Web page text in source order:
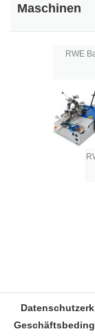
Maschinen
RWE